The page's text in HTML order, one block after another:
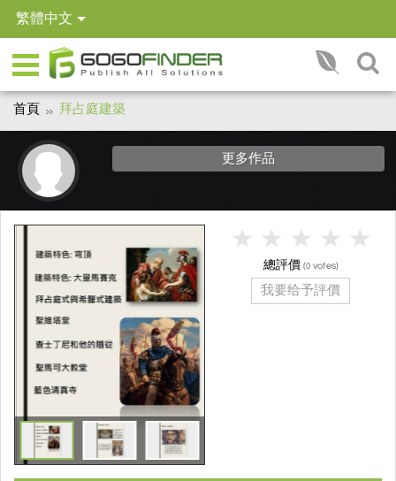
繁體中文
首頁 拜占庭建築
更多作品
總評價 (0 votes)
我要给予評價